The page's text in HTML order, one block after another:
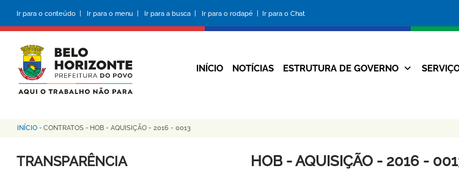
conteúdo
principal
Ir para o conteúdo | Ir para o menu | Ir para a busca | Ir para o rodapé | Ir para o Chat
da
Prefeitura
Navegação
INÍCIO NOTÍCIAS ESTRUTURA DE GOVERNO
Trilha
de
INÍCIO - CONTRATOS - HOB - AQUISIÇÃO - 2016 - 0013
HOB - AQUISIÇÃO - 2016 -
TRANSPARÊNCIA